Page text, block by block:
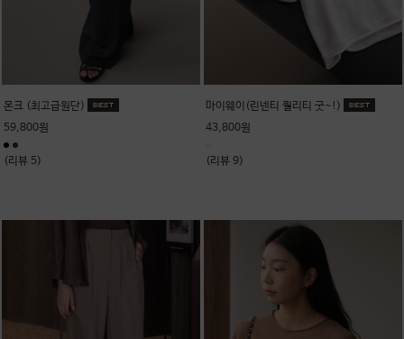
몬크 (최고급원단)
59,800원
(리뷰 5)
마이웨이(린넨티 퀄리티 굿~!)
43,800원
(리뷰 9)